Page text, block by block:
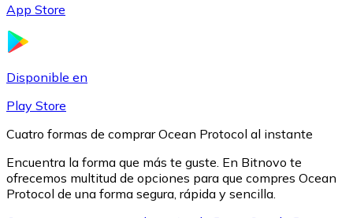
App Store
Disponible en
Play Store
Cuatro formas de comprar Ocean Protocol al instante
Encuentra la forma que más te guste. En Bitnovo te
ofrecemos multitud de opciones para que compres Ocean
Protocol de una forma segura, rápida y sencilla.